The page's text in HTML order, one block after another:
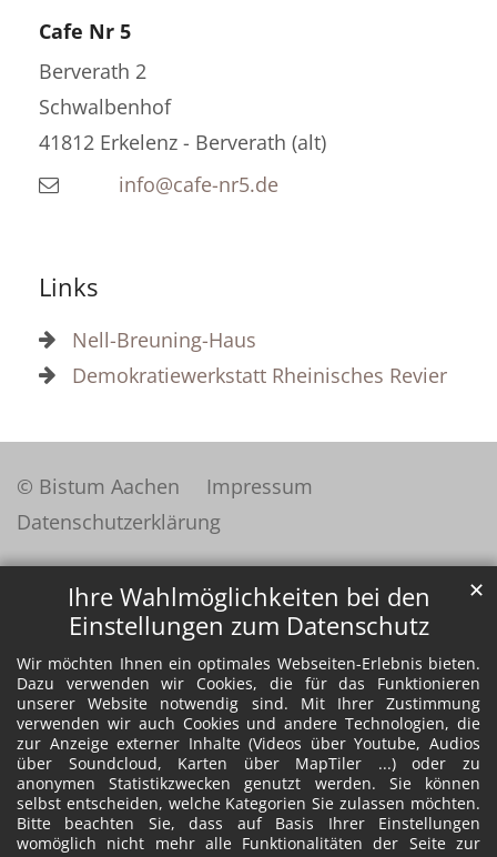
Ihre Wahlmöglichkeiten bei den
Einstellungen zum Datenschutz
Wir möchten Ihnen ein optimales Webseiten-Erlebnis bieten.
Dazu verwenden wir Cookies, die für das Funktionieren
unserer Website notwendig sind. Mit Ihrer Zustimmung
verwenden wir auch Cookies und andere Technologien, die
zur Anzeige externer Inhalte (Videos über Youtube, Audios
über Soundcloud, Karten über MapTiler ...) oder zu
anonymen Statistikzwecken genutzt werden. Sie können
selbst entscheiden, welche Kategorien Sie zulassen möchten.
Bitte beachten Sie, dass auf Basis Ihrer Einstellungen
womöglich nicht mehr alle Funktionalitäten der Seite zur
✕
Cafe Nr 5
Berverath 2
Schwalbenhof
41812 Erkelenz - Berverath (alt)
info@cafe-nr5.de
Links
Nell-Breuning-Haus
Demokratiewerkstatt Rheinisches Revier
© Bistum Aachen
Impressum
Datenschutzerklärung